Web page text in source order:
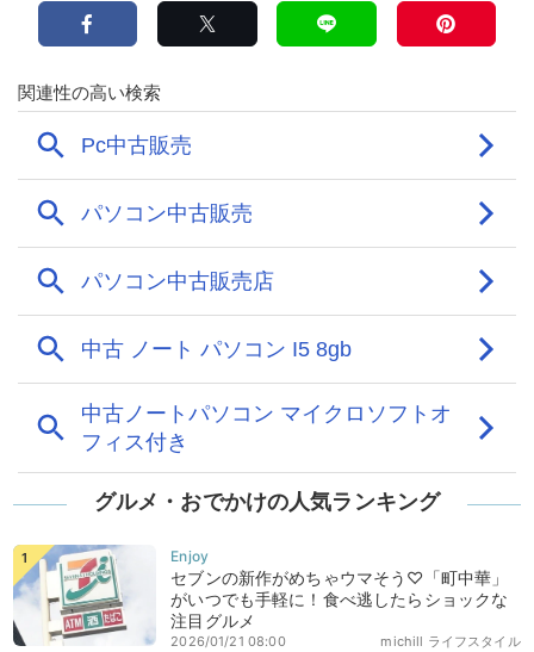
グルメ・おでかけの人気ランキング
セブンの新作がめちゃウマそう♡「町中華」
がいつでも手軽に！食べ逃したらショックな
注目グルメ
michill ライフスタイル
2026/01/21 08:00